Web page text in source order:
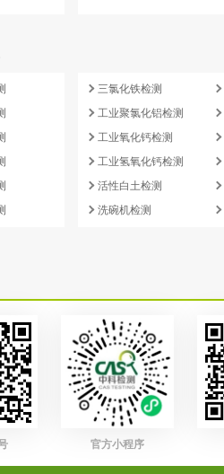
三氯化铁检测
工业聚氯化铝检测
工业氧化钙检测
工业氢氧化钙检测
活性白土检测
洗碗机检测
官方小程序